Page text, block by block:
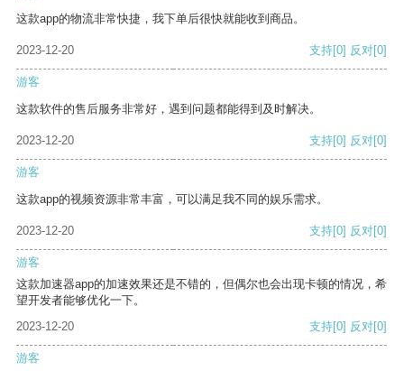
这款app的物流非常快捷，我下单后很快就能收到商品。
2023-12-20 支持[0] 反对[0]
游客
这款软件的售后服务非常好，遇到问题都能得到及时解决。
2023-12-20 支持[0] 反对[0]
游客
这款app的视频资源非常丰富，可以满足我不同的娱乐需求。
2023-12-20 支持[0] 反对[0]
游客
这款加速器app的加速效果还是不错的，但偶尔也会出现卡顿的情况，希
望开发者能够优化一下。
2023-12-20
支持[0] 反对[0]
游客